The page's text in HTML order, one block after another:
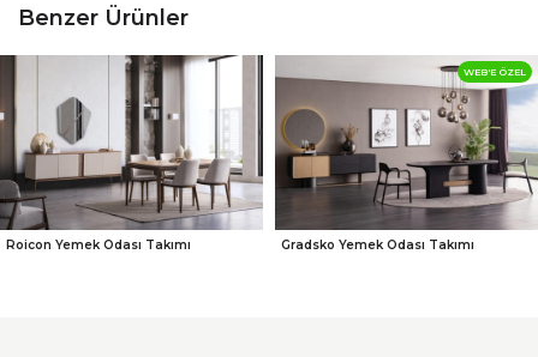
Benzer Ürünler
Roicon Yemek Odası Takımı Gradsko Yemek Odası Takımı
WEB'E ÖZEL